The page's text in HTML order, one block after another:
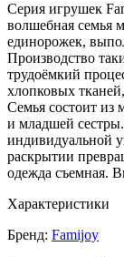
Серия игрушек
волшебная семья
единорожек,
Производство
трудоёмкий
хлопковых
Семья состоит из
и младшей
индивидуальной
раскрытии
одежда съемная.
Характеристики
Бренд: Famijoy